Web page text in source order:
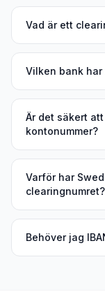
Vad är ett
Vilken bank har
Är det säkert
kontonummer?
Varför har
clearingnumret?
Behöver jag